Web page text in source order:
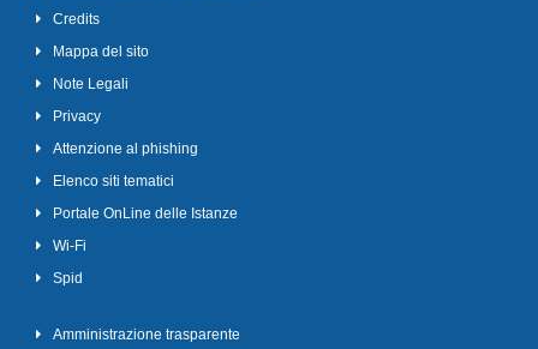
Credits
Mappa del sito
Note Legali
Privacy
Attenzione al phishing
Elenco siti tematici
Portale OnLine delle Istanze
Wi-Fi
Spid
Amministrazione trasparente